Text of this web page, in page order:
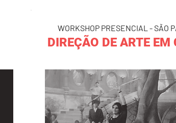
WORKSHOP PRESENCIAL - SÃO
DIREÇÃO DE ARTE EM